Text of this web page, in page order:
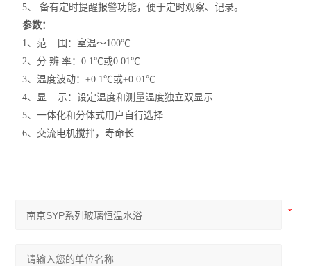
5、 备有定时提醒报警功能，便于定时观察、记录。
参数：
1、范 围：室温～100℃
2、分 辨 率：0.1℃或0.01℃
3、温度波动：±0.1℃或±0.01℃
4、显 示：设定温度和测量温度独立双显示
5、一体化和分体式用户自行选择
6、交流电机搅拌，寿命长